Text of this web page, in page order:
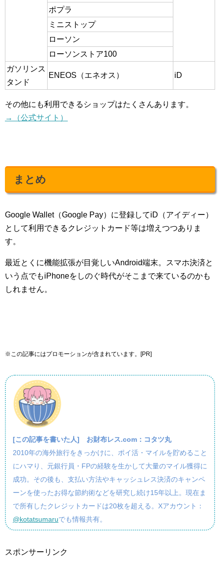
ポプラ
ミニストップ
ローソン
ローソンストア100
ガソリンス
タンド
ENEOS（エネオス） iD
その他にも利用できるショップはたくさんあります。
→（公式サイト）
まとめ
Google Wallet（Google Pay）に登録してiD（アイディー）
として利用できるクレジットカード等は増えつつありま
す。
最近とくに機能拡張が目覚しいAndroid端末。スマホ決済と
いう点でもiPhoneをしのぐ時代がそこまで来ているのかも
しれません。
※この記事にはプロモーションが含まれています。[PR]
[この記事を書いた人] お財布レス.com：コタツ丸
2010年の海外旅行をきっかけに、ポイ活・マイルを貯めること
にハマり、元銀行員・FPの経験を生かして大量のマイル獲得に
成功。その後も、支払い方法やキャッシュレス決済のキャンペ
ーンを使ったお得な節約術などを研究し続け15年以上。現在ま
で所有したクレジットカードは20枚を超える。Xアカウント：
@kotatsumaruでも情報共有。
スポンサーリンク